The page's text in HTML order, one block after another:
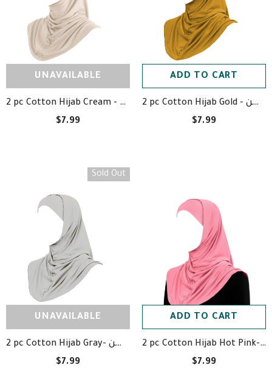
UNAVAILABLE
2 pc Cotton Hijab Cream - حجاب قطعتين كريمي قطن
$7.99
ADD TO CART
2 pc Cotton Hijab Gold - حجاب قطعتين ذهبي قطن
$7.99
Sold Out
UNAVAILABLE
2 pc Cotton Hijab Gray- حجاب قطعتين رمادي قطن
$7.99
ADD TO CART
2 pc Cotton Hijab Hot Pink- حجاب قطعتين وردي قطن
$7.99